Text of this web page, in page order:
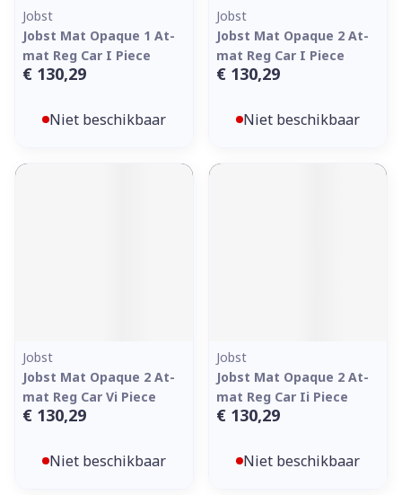
Jobst
Jobst Mat Opaque 1 At-
mat Reg Car I Piece
€ 130,29
Niet beschikbaar
Jobst
Jobst Mat Opaque 2 At-
mat Reg Car I Piece
€ 130,29
Niet beschikbaar
Jobst
Jobst Mat Opaque 2 At-
mat Reg Car Vi Piece
€ 130,29
Niet beschikbaar
Jobst
Jobst Mat Opaque 2 At-
mat Reg Car Ii Piece
€ 130,29
Niet beschikbaar